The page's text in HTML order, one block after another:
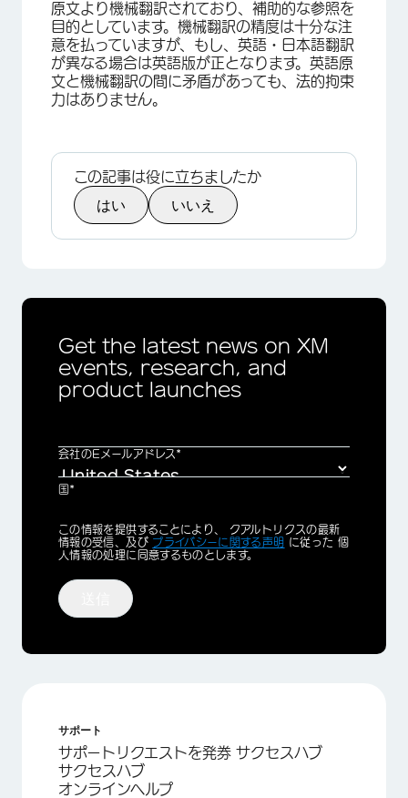
×
原文より機械翻訳されており、補助的な参照を
目的としています。機械翻訳の精度は十分な注
意を払っていますが、もし、英語・日本語翻訳
が異なる場合は英語版が正となります。英語原
文と機械翻訳の間に矛盾があっても、法的拘束
力はありません。
この記事は役に立ちましたか
はい いいえ
Get the latest news on XM
events, research, and
product launches
会社のEメールアドレス*
国*
Privacy
Optin
この情報を提供することにより、 クアルトリクスの最新
情報の受信、及び プライバシーに関する声明 に従った 個
人情報の処理に同意するものとします。
サポート
サポートリクエストを発券 サクセスハブ
サクセスハブ
オンラインヘルプ